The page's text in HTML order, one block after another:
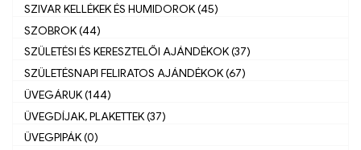
SZIVAR KELLÉKEK ÉS HUMIDOROK (45)
SZOBROK (44)
SZÜLETÉSI ÉS KERESZTELŐI AJÁNDÉKOK (37)
SZÜLETÉSNAPI FELIRATOS AJÁNDÉKOK (67)
ÜVEGÁRUK (144)
ÜVEGDÍJAK, PLAKETTEK (37)
ÜVEGPIPÁK (0)